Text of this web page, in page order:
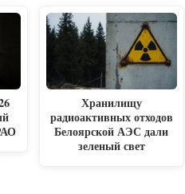
Хранилищу
радиоактивных отходов
Белоярской АЭС дали
зеленый свет